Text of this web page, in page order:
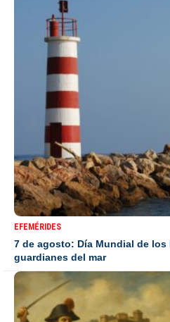
EFEMÉRIDES
7 de agosto: Día Mundial de los
guardianes del mar